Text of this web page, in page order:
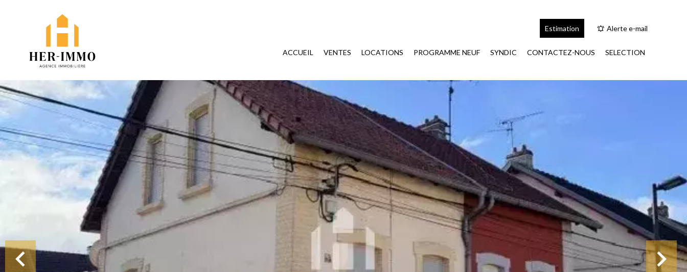
Estimation Alerte e-mail
ACCUEIL VENTES LOCATIONS PROGRAMME NEUF SYNDIC CONTACTEZ-NOUS SELECTION